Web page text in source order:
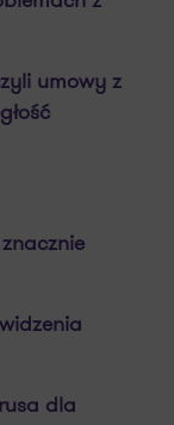
umowy z
dla